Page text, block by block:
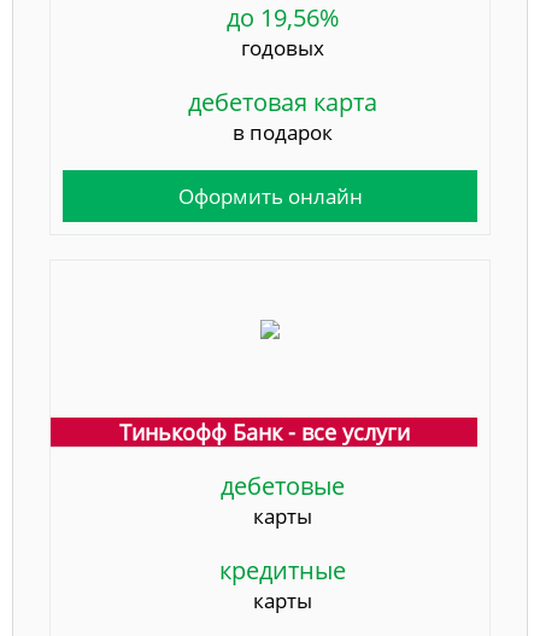
до 19,56%
годовых
дебетовая карта
в подарок
Оформить онлайн
Тинькофф Банк - все услуги
дебетовые
карты
кредитные
карты